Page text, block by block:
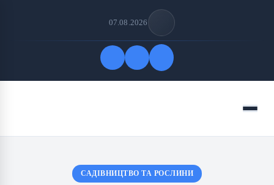
07.08.2026
Меню
САДІВНИЦТВО ТА РОСЛИНИ